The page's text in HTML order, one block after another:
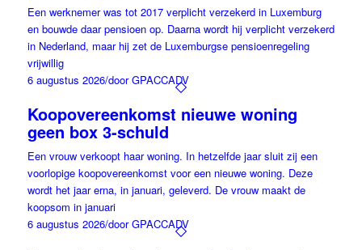
Een werknemer was tot 2017 verplicht verzekerd in Luxemburg
en bouwde daar pensioen op. Daarna wordt hij verplicht verzekerd
in Nederland, maar hij zet de Luxemburgse pensioenregeling
vrijwillig
6 augustus 2026/door GPACCADV
Koopovereenkomst nieuwe woning
geen box 3-schuld
Een vrouw verkoopt haar woning. In hetzelfde jaar sluit zij een
voorlopige koopovereenkomst voor een nieuwe woning. Deze
wordt het jaar erna, in januari, geleverd. De vrouw maakt de
koopsom in januari
6 augustus 2026/door GPACCADV